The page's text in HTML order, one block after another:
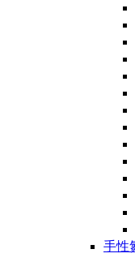
手性